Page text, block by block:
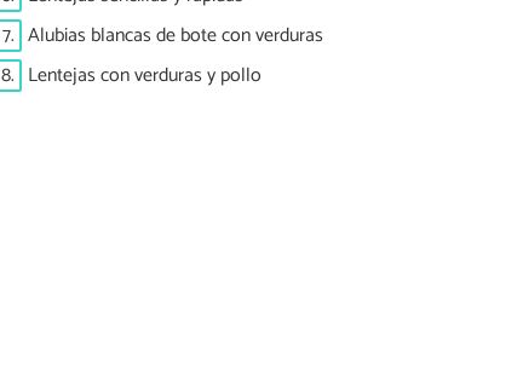
7. Alubias blancas de bote con verduras
8. Lentejas con verduras y pollo